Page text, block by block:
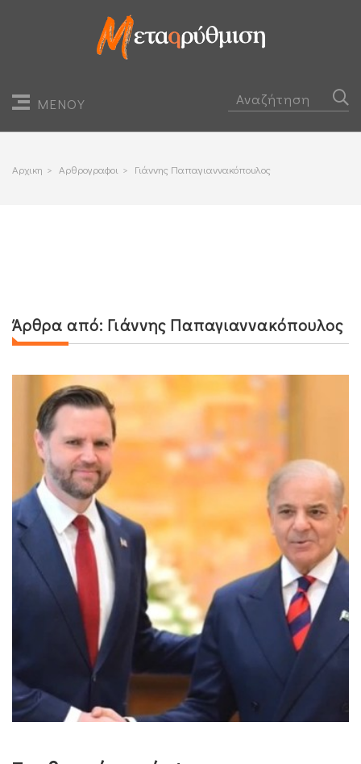
ΜΕΝΟΥ
Αρχικη > Αρθρογραφοι > Γιάννης Παπαγιαννακόπουλος
Άρθρα από: Γιάννης Παπαγιαννακόπουλος